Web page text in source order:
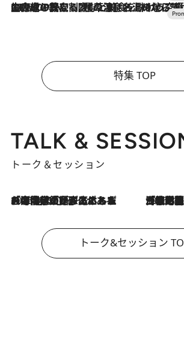
2026.7.10
NEW OPEN！【界 草津】名湯の地に誕生。趣の異なる2種の温泉と上州ならではの会席・蕎麦割烹など美食を味わう究極の癒やし旅
特集 TOP
TALK &
トーク＆セッション
2026.8.3
「今後値上げがあるとすれば…」「リスクがあるのは今年の冬」エネルギー専門家が語る、ホルムズ海峡封鎖が家庭にもたらす“ある心配” 2026.8.3
「住宅建てられない…」「サーチャージ料の高値が続いている」ホルムズ海峡封
トーク&セッション